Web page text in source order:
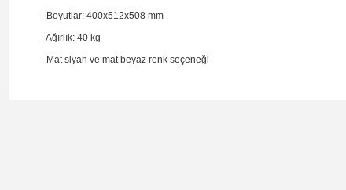
- Boyutlar: 400x512x508 mm
- Ağırlık: 40 kg
- Mat siyah ve mat beyaz renk seçeneği